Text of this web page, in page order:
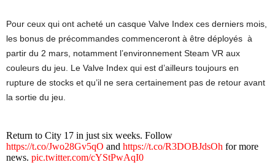
Pour ceux qui ont acheté un casque Valve Index ces derniers mois,
les bonus de précommandes commenceront à être déployés à
partir du 2 mars, notamment l’environnement Steam VR aux
couleurs du jeu. Le Valve Index qui est d’ailleurs toujours en
rupture de stocks et qu’il ne sera certainement pas de retour avant
la sortie du jeu.
Return to City 17 in just six weeks. Follow
https://t.co/Jwo28Gv5qO and https://t.co/R3DOBJdsOh for more
news. pic.twitter.com/cYStPwAqI0